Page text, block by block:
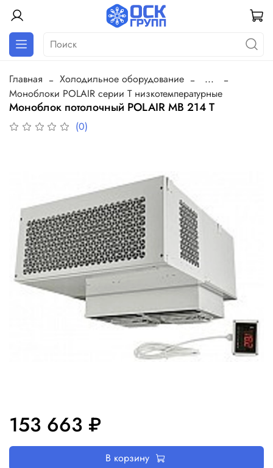
Главная Холодильное оборудование
...
Моноблоки POLAIR серии Т низкотемпературные
Моноблок потолочный POLAIR MB 214 T
(0)
153 663 ₽
В корзину